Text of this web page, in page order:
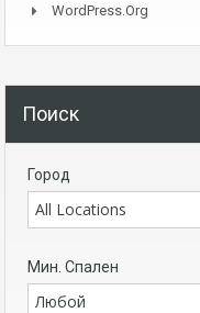
WordPress.org
Поиск
Город
All Locations
Мин. Спален
Любой